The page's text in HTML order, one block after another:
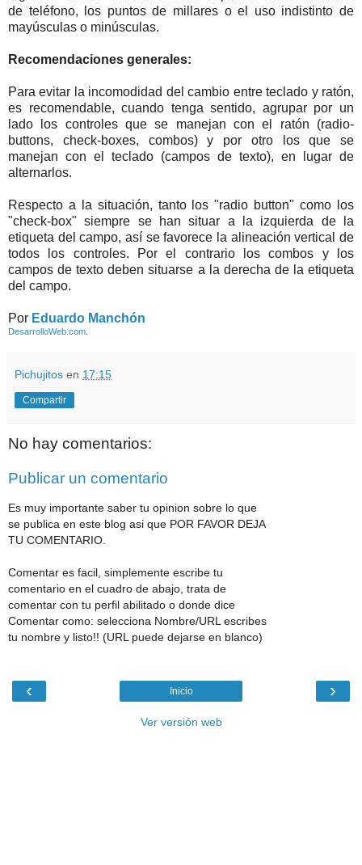
de teléfono, los puntos de millares o el uso indistinto de
mayúsculas o minúsculas.
Recomendaciones generales:
Para evitar la incomodidad del cambio entre teclado y ratón,
es recomendable, cuando tenga sentido, agrupar por un
lado los controles que se manejan con el ratón (radio-
buttons, check-boxes, combos) y por otro los que se
manejan con el teclado (campos de texto), en lugar de
alternarlos.
Respecto a la situación, tanto los "radio button" como los
"check-box" siempre se han situar a la izquierda de la
etiqueta del campo, así se favorece la alineación vertical de
todos los controles. Por el contrario los combos y los
campos de texto deben situarse a la derecha de la etiqueta
del campo.
Por Eduardo Manchón
DesarrolloWeb.com
Pichujitos en 17:15
Compartir
No hay comentarios:
Publicar un comentario
Es muy importante saber tu opinion sobre lo que
se publica en este blog asi que POR FAVOR DEJA
TU COMENTARIO.
Comentar es facil, simplemente escribe tu
comentario en el cuadro de abajo, trata de
comentar con tu perfil abilitado o donde dice
Comentar como: selecciona Nombre/URL escribes
tu nombre y listo!! (URL puede dejarse en blanco)
‹ ›
Inicio
Ver versión web